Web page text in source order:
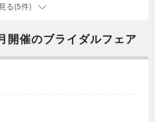
る(5件)
催のブライダルフェア